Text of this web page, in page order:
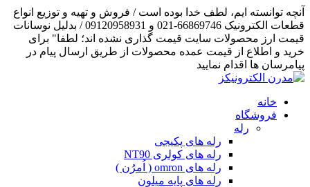
آنچه توانسته ایم، لطف خدا بوده است / فروش و تهیه و توزیع انواع
قطعات الکترونیک 66869746-021 و 09120958931 / بدلیل نوسانات
قیمت ارز محصولات سایت قیمت گذاری نشده اند؛ لطفا" برای
خرید و اطلاع از قیمت عمده محصولات از طریق ارسال پیام در
پیامرسان ها اقدام نمایید
خانه
فروشگاه
رله
رله های پکیجی
رله های کولری NT90
رله های omron ( اُمرُن )
رله های پایه میلون